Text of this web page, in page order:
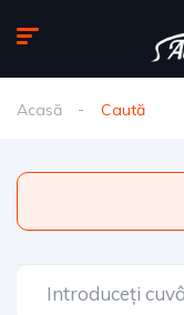
Acasă Caută